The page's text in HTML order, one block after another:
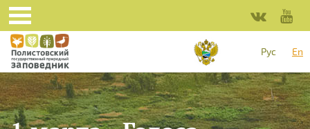
Skip to main content
Рус
En